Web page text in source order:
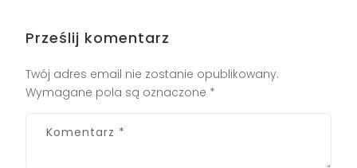
Prześlij komentarz
Twój adres email nie zostanie opublikowany.
Wymagane pola są oznaczone *